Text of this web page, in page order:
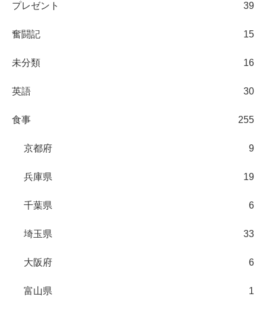
プレゼント 39
奮闘記 15
未分類 16
英語 30
食事 255
京都府 9
兵庫県 19
千葉県 6
埼玉県 33
大阪府 6
富山県 1